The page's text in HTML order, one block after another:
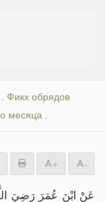
. Фикх обрядов
месяца .
+ -
عَنْ ابْنَ عُمَرَ رَضِيَ